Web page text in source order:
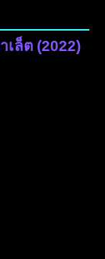
เล็ต (2022)